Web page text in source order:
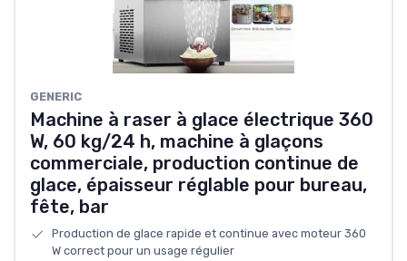
‎GENERIC
Machine à raser à glace électrique 360
W, 60 kg/24 h, machine à glaçons
commerciale, production continue de
glace, épaisseur réglable pour bureau,
fête, bar
Production de glace rapide et continue avec moteur 360
W correct pour un usage régulier